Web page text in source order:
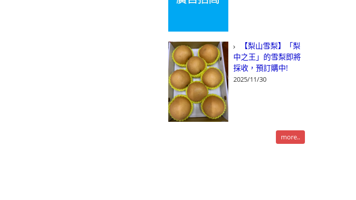
【梨山雪梨】「梨
中之王」的雪梨即將
採收，預訂購中!
2025/11/30
more..